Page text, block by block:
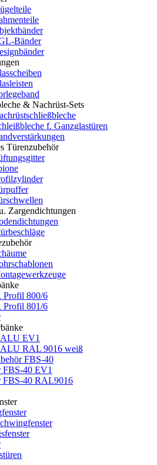
Bänder
& Nachrüst-Sets
f. Ganzglastüren
Türenzubehör
Zargendichtungen
Profil 800/6
Profil 801/6
EV1
RAL 9016 weiß
FBS-40
FBS-40 EV1
FBS-40 RAL9016